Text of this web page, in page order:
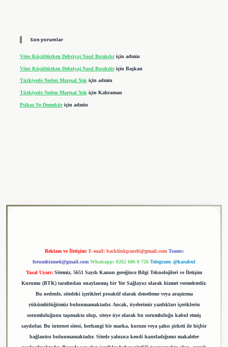
Son yorumlar
Vites Küçültürken Debriyaj Nasıl Bırakılıriçin admin
Vites Küçültürken Debriyaj Nasıl Bırakılıriçin Başkan
Türkiyede Neden Mareşal Yokiçin admin
Türkiyede Neden Mareşal Yok için Kahraman
Psikoz Ne Demektiriçin admin
Reklam ve İletişim: E-mail: backlinkpaneli@gmail.com Teams:
forumhizmeti@gmail.com Whatsapp: 0262 606 0 726 Telegram: @karabul
Yasal Uyarı: Sitemiz, 5651 Sayılı Kanun gereğince Bilgi Teknolojileri ve İletişim
Kurumu (BTK) tarafından onaylanmış bir Yer Sağlayıcı olarak hizmet vermektedir.
Bu nedenle, sitedeki içerikleri proaktif olarak denetleme veya araştırma
yükümlülüğümüz bulunmamaktadır. Ancak, üyelerimiz yazdıkları içeriklerin
sorumluluğunu taşımakta olup, siteye üye olarak bu sorumluluğu kabul etmiş
sayılırlar. Bu internet sitesi, herhangi bir marka, kurum veya şahıs şirketi ile hiçbir
bağlantısı bulunmamaktadır. Sitede yalnızca kendi hazırladığımız makaleler